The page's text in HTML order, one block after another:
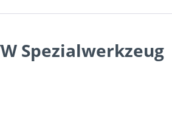
Spezialwerkzeug